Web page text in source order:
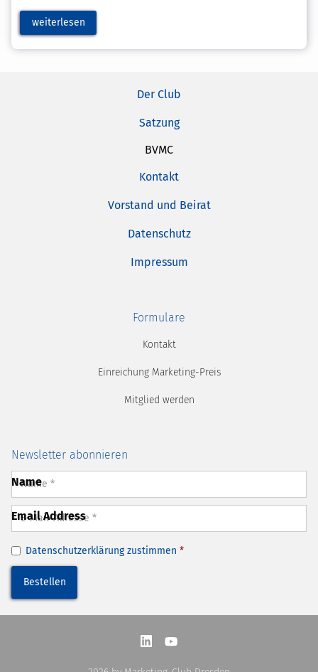
weiterlesen
Der Club
Satzung
BVMC
Kontakt
Vorstand und Beirat
Datenschutz
Impressum
Formulare
Kontakt
Einreichung Marketing-Preis
Mitglied werden
Newsletter abonnieren
Name
Email Address
Datenschutzerklärungzustimmen *